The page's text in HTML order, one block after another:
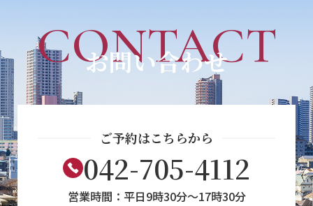
お問い合わせ
CONTACT
ご予約はこちらから
042-705-4112
営業時間：平日9時30分～17時30分